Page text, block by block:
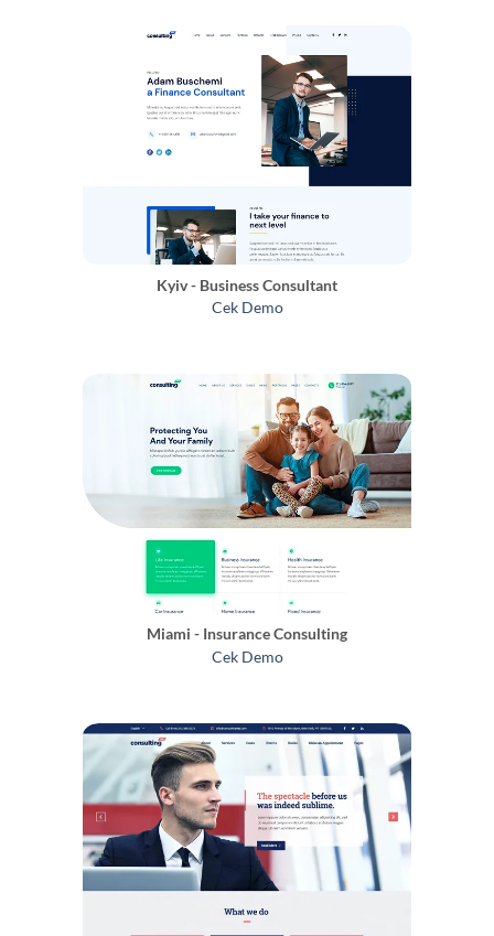
Kyiv - Business Consultant
Cek Demo
Miami - Insurance Consulting
Cek Demo